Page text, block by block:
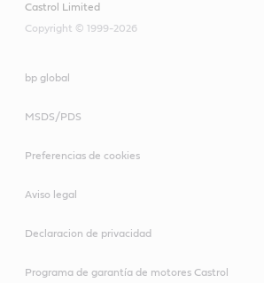
Castrol Limited
Copyright © 1999-2026
bp global
MSDS/PDS
Preferencias de cookies
Aviso legal
Declaracion de privacidad
Programa de garantía de motores Castrol